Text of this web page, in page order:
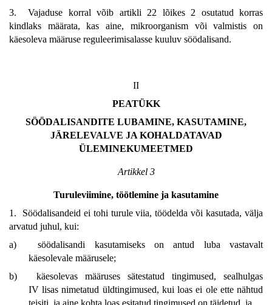
3. Vajaduse korral võib artikli 22 lõikes 2 osutatud korras
kindlaks määrata, kas aine, mikroorganism või valmistis on
käesoleva määruse reguleerimisalasse kuuluv söödalisand.
II
PEATÜKK
SÖÖDALISANDITE LUBAMINE, KASUTAMINE,
JÄRELEVALVE JA KOHALDATAVAD
ÜLEMINEKUMEETMED
Artikkel 3
Turuleviimine, töötlemine ja kasutamine
1. Söödalisandeid ei tohi turule viia, töödelda või kasutada, välja
arvatud juhul, kui:
a)
söödalisandi kasutamiseks on antud luba vastavalt
käesolevale määrusele;
b)
käesolevas määruses sätestatud tingimused, sealhulgas
IV lisas nimetatud üldtingimused, kui loas ei ole ette nähtud
teisiti, ja aine kohta loas esitatud tingimused on täidetud, ja